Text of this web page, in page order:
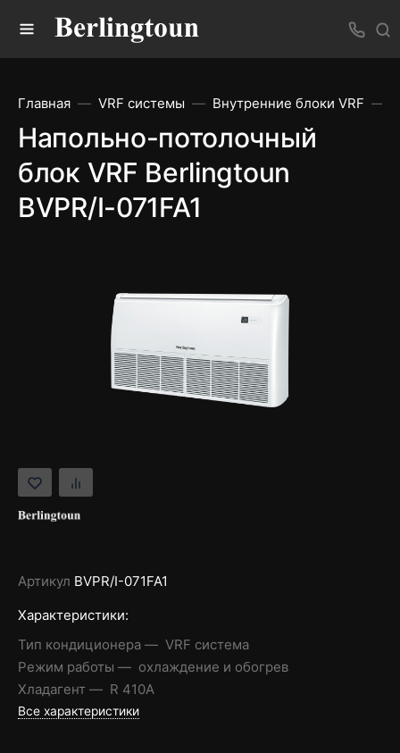
Главная VRF системы Внутренние блоки VRF
Напольно-потолочный
блок VRF Berlingtoun
BVPR/I-071FA1
Артикул BVPR/I-071FA1
Характеристики:
Тип кондиционера
VRF система
Режим работы
охлаждение и обогрев
Хладагент
R 410A
Все характеристики